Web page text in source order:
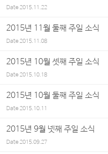
Date2015.11.22
2015년 11월 둘째 주일 소식
Date2015.11.08
2015년 10월 셋째 주일 소식
Date2015.10.18
2015년 10월 둘째 주일 소식
Date2015.10.11
2015년 9월 넷째 주일 소식
Date2015.09.27